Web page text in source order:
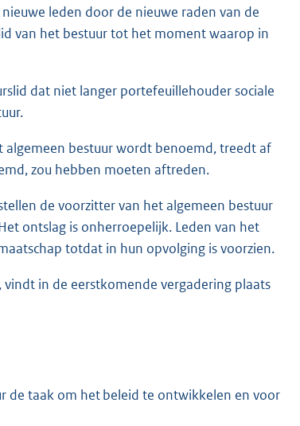
leden door de nieuwe raden van de
van het bestuur tot het moment waarop in
dat niet langer portefeuillehouder sociale
algemeen bestuur wordt benoemd, treedt af
zou hebben moeten aftreden.
de voorzitter van het algemeen bestuur
ontslag is onherroepelijk. Leden van het
totdat in hun opvolging is voorzien.
in de eerstkomende vergadering plaats
de taak om het beleid te ontwikkelen en voor